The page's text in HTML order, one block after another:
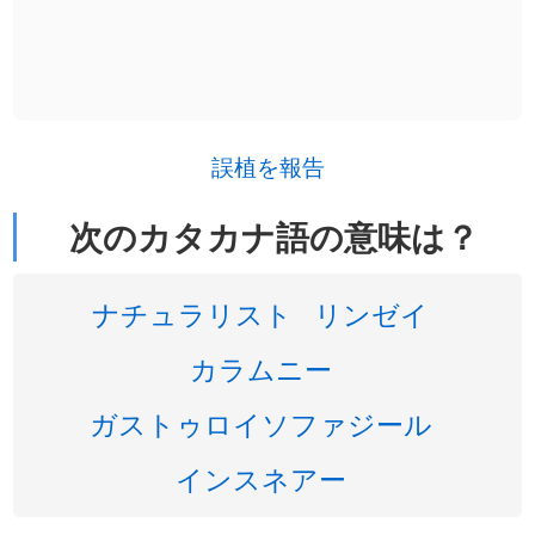
誤植を報告
次のカタカナ語の意味は？
ナチュラリスト
リンゼイ
カラムニー
ガストゥロイソファジール
インスネアー